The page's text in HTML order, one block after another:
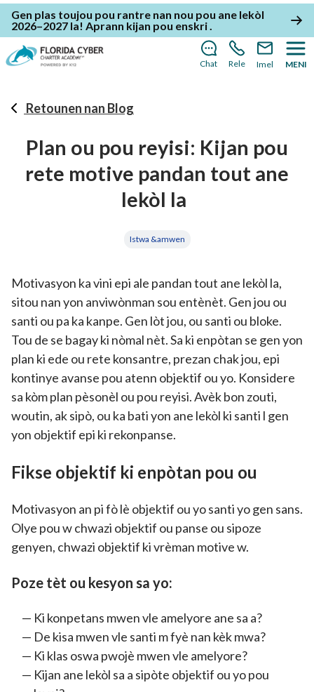
Gen plas toujou pou rantre nan nou pou ane lekòl
2026–2027 la! Aprann kijan pou enskri.
Chat Rele Imel MENI
Retounen nan Blog
Plan ou pou reyisi: Kijan pou
rete motive pandan tout ane
lekòl la
Istwa &amwen
Motivasyon ka vini epi ale pandan tout ane lekòl la,
sitou nan yon anviwònman sou entènèt. Gen jou ou
santi ou pa ka kanpe. Gen lòt jou, ou santi ou bloke.
Tou de se bagay ki nòmal nèt. Sa ki enpòtan se gen yon
plan ki ede ou rete konsantre, prezan chak jou, epi
kontinye avanse pou atenn objektif ou yo. Konsidere
sa kòm plan pèsonèl ou pou reyisi. Avèk bon zouti,
woutin, ak sipò, ou ka bati yon ane lekòl ki santi l gen
yon objektif epi ki rekonpanse.
Fikse objektif ki enpòtan pou ou
Motivasyon an pi fò lè objektif ou yo santi yo gen sans.
Olye pou w chwazi objektif ou panse ou sipoze
genyen, chwazi objektif ki vrèman motive w.
Poze tèt ou kesyon sa yo:
Ki konpetans mwen vle amelyore ane sa a?
De kisa mwen vle santi m fyè nan kèk mwa?
Ki klas oswa pwojè mwen vle amelyore?
Kijan ane lekòl sa a sipòte objektif ou yo pou